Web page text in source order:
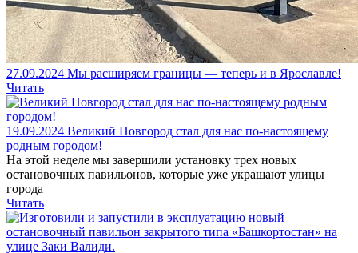
27.09.2024 Мы расширяем границы — теперь и в Ярославле!
Читать
19.09.2024 Великий Новгород стал для нас по-настоящему
родным городом!
На этой неделе мы завершили установку трех новых
остановочных павильонов, которые уже украшают улицы
города
Читать